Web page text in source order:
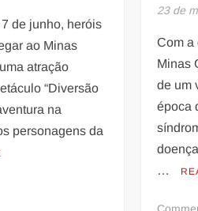
de junho, heróis
ao Minas
atração
“Diversão
na
personagens da
23 de
Com a
Minas
de um
época
…